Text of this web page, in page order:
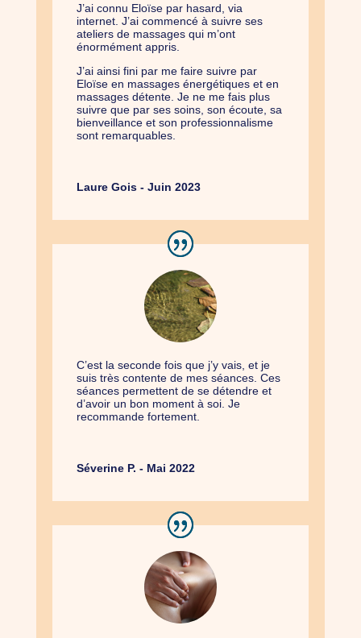
J’ai connu Eloïse par hasard, via
internet. J’ai commencé à suivre ses
ateliers de massages qui m’ont
énormément appris.
J’ai ainsi fini par me faire suivre par
Eloïse en massages énergétiques et en
massages détente. Je ne me fais plus
suivre que par ses soins, son écoute, sa
bienveillance et son professionnalisme
sont remarquables.
Laure Gois - Juin 2023
C’est la seconde fois que j’y vais, et je
suis très contente de mes séances. Ces
séances permettent de se détendre et
d’avoir un bon moment à soi. Je
recommande fortement.
Séverine P. - Mai 2022